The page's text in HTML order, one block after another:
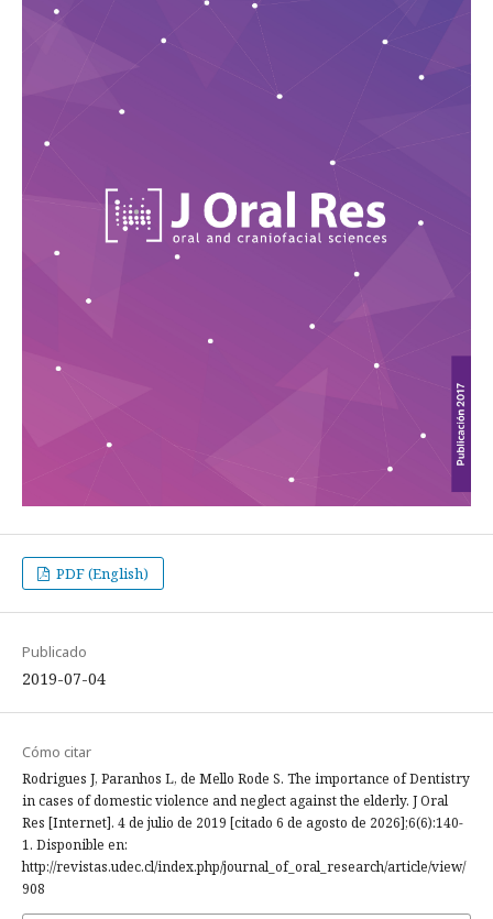
PDF (English)
Publicado
2019-07-04
Cómo citar
Rodrigues J, Paranhos L, de Mello Rode S. The importance of Dentistry
in cases of domestic violence and neglect against the elderly. J Oral
Res [Internet]. 4 de julio de 2019 [citado 6 de agosto de 2026];6(6):140-
1. Disponible en:
http://revistas.udec.cl/index.php/journal_of_oral_research/article/view/
908